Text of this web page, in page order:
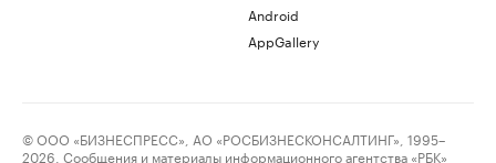
Android
AppGallery
© ООО «БИЗНЕСПРЕСС», АО «РОСБИЗНЕСКОНСАЛТИНГ», 1995–
2026. Сообщения и материалы информационного агентства «РБК»